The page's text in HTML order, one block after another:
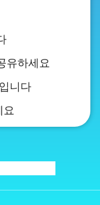
유하세요
니다
요